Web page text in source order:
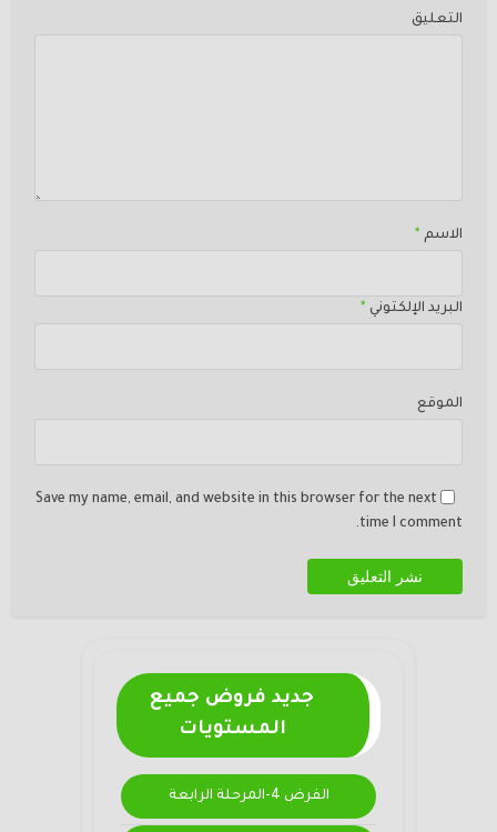
التعليق
الاسم *
البريد الإلكتوني *
الموقع
Save my name, email, and website in this browser for the next
time I comment.
جديد فروض جميع
المستويات
الفرض 4-المرحلة الرابعة